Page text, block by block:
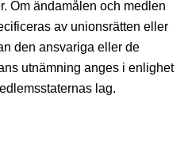
Om ändamålen och medlen
av unionsrätten eller
den ansvariga eller de
utnämning anges i enlighet
lag.